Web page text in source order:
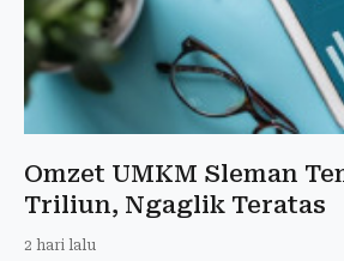
Omzet UMKM Sleman
Triliun, Ngaglik Teratas
2 hari lalu